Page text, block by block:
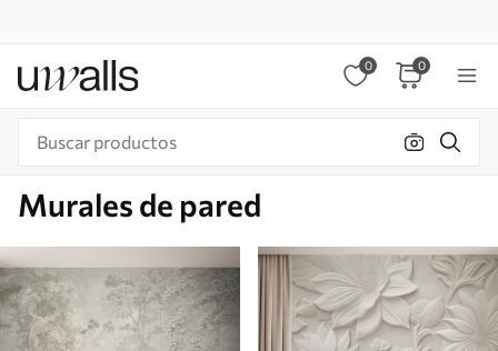
0 0
Murales de pared